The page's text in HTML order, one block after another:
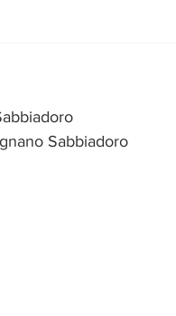
Sabbiadoro